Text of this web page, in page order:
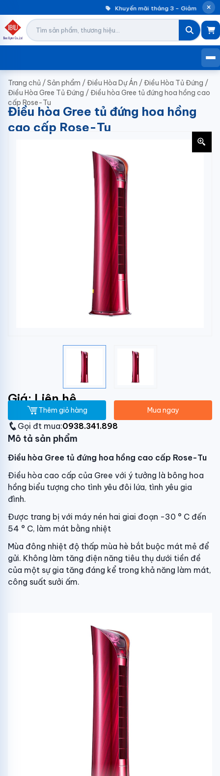
Khuyến mãi tháng 3 – Giảm đến
Trang chủ /Sản phẩm /Điều Hòa Dự Án /Điều Hòa Tủ Đứng /
Điều Hòa Gree Tủ Đứng /Điều hòa Gree tủ đứng hoa hồng cao
cấp Rose-Tu
Điều hòa Gree tủ đứng hoa hồng
cao cấp Rose-Tu
Giá: Liên hệ
Thêm giỏ hàng Mua ngay
Gọi đt mua:0938.341.898
Mô tả sản phẩm
Điều hòa Gree tủ đứng hoa hồng cao cấp Rose-Tu
Điều hòa cao cấp của Gree với ý tưởng là bông hoa
hồng biểu tượng cho tình yêu đôi lứa, tình yêu gia
đình.
Được trang bị với máy nén hai giai đoạn -30 ° C đến
54 ° C, làm mát bằng nhiệt
Mùa đông nhiệt độ thấp mùa hè bắt buộc mát mẻ để
gửi. Không làm tăng điện năng tiêu thụ dưới tiền đề
của một sự gia tăng đáng kể trong khả năng làm mát,
công suất sưởi ấm.